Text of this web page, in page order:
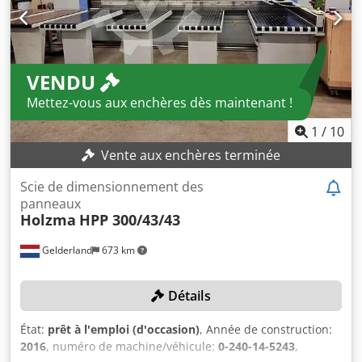
VENDU
Mettez-vous aux enchères dès maintenant !
1 / 10
Vente aux enchères terminée
Gelderland 673 km
Scie de dimensionnement des
panneaux
Holzma HPP 300/43/43
Détails
État: prêt à l'emploi (d'occasion), Année de construction:
2016, numéro de machine/véhicule: 0-240-14-5243,